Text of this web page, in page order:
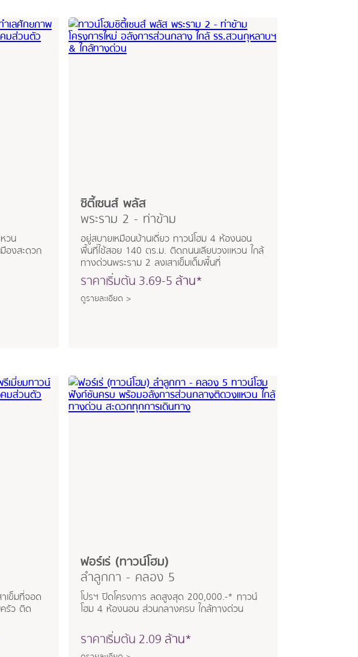
วน
องสะดวก
ซิตี้เซนส์ พลัส
พระราม 2 - ท่าข้าม
อยู่สบายเหมือนบ้านเดี่ยว ทาวน์โฮม 4 ห้องนอน
พื้นที่ใช้สอย 140 ตร.ม. ติดถนนเลียบวงแหวน ใกล้
ทางด่วนพระราม 2 ลงเสาเข็มเต็มพื้นที่
ราคาเริ่มต้น 3.69-5 ล้าน*
ดูรายละเอียด >
เข็มที่จอด
รัว ติด
ฟอร์เร่ (ทาวน์โฮม)
ลำลูกกา - คลอง 5
โปรฯ ปิดโครงการ ลดสูงสุด 200,000.-* ทาวน์
โฮม 4 ห้องนอน ส่วนกลางครบ ใกล้ทางด่วน
ราคาเริ่มต้น 2.09 ล้าน*